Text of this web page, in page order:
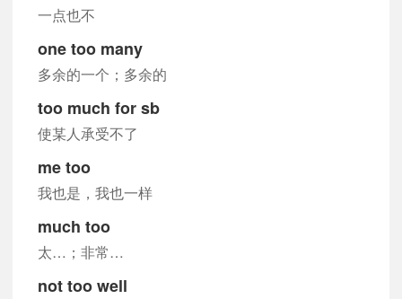
一点也不
one too many
多余的一个；多余的
too much for sb
使某人承受不了
me too
我也是，我也一样
much too
太…；非常…
not too well